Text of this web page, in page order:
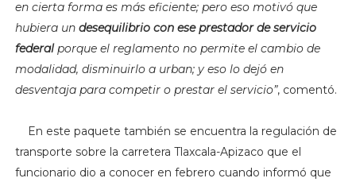
en cierta forma es más eficiente; pero eso motivó que
hubiera un desequilibrio con ese prestador de servicio
federalporque el reglamento no permite el cambio de
modalidad, disminuirlo a urban; y eso lo dejó en
desventaja para competir o prestar el servicio”, comentó.
En este paquete también se encuentra la regulación de
transporte sobre la carretera Tlaxcala-Apizaco que el
funcionario dio a conocer en febrero cuando informó que